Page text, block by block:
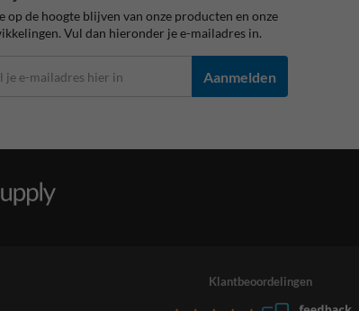
op de hoogte blijven van onze producten en onze
Vul dan hieronder je e-mailadres in.
Aanmelden
Klantbeoordelingen